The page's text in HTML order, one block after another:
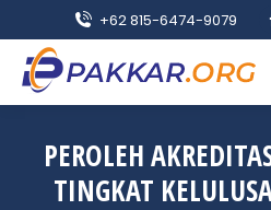
+62 815-6474-9079
PEROLEH
TINGKAT